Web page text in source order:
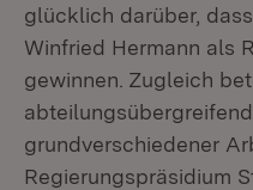
glücklich darüber,
Winfried Hermann als
gewinnen. Zugleich
grundverschiedener
Regierungspräsidium